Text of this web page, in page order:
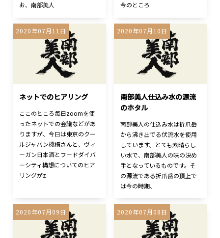
お、南部美人
今のところ
2020年07月11日
ネットでのヒアリング
ここのところ毎日zoomを使
ったネットでの会議などがあ
りますが、今日は東京のクー
ルジャパン機構さんと、ヴィ
ーガン日本酒とフードダイバ
ーシティ構想についてのヒア
リングがz
2020年07月10日
南部美人仕込み水の源流
のホタル
南部美人の仕込み水は折爪岳
から沸き出でる伏流水を使用
しています。とても素晴らし
い水で、南部美人の味の決め
手となっているものです。そ
の源流である折爪岳の頂上で
は今の時期、
2020年07月09日 2020年07月08日